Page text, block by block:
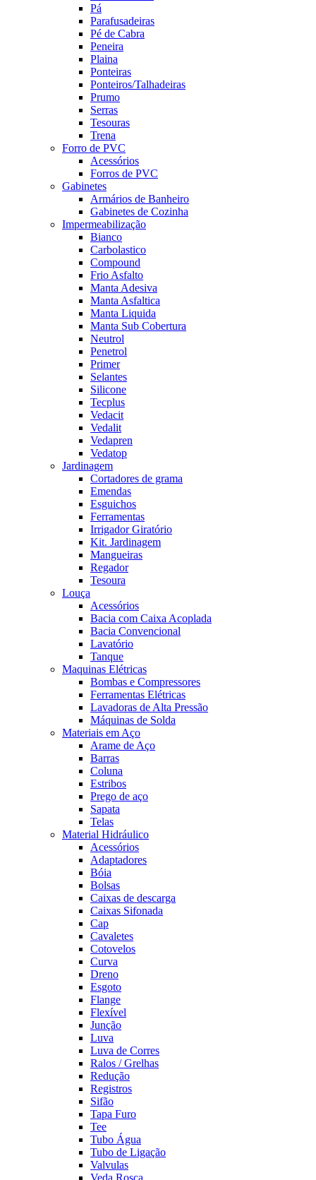
Pá
Parafusadeiras
Pé de Cabra
Peneira
Plaina
Ponteiras
Ponteiros/Talhadeiras
Prumo
Serras
Tesouras
Trena
Forro de PVC
Acessórios
Forros de PVC
Gabinetes
Armários de Banheiro
Gabinetes de Cozinha
Impermeabilização
Bianco
Carbolastico
Compound
Frio Asfalto
Manta Adesiva
Manta Asfaltica
Manta Liquida
Manta Sub Cobertura
Neutrol
Penetrol
Primer
Selantes
Silicone
Tecplus
Vedacit
Vedalit
Vedapren
Vedatop
Jardinagem
Cortadores de grama
Emendas
Esguichos
Ferramentas
Irrigador Giratório
Kit. Jardinagem
Mangueiras
Regador
Tesoura
Louça
Acessórios
Bacia com Caixa Acoplada
Bacia Convencional
Lavatório
Tanque
Maquinas Elétricas
Bombas e Compressores
Ferramentas Elétricas
Lavadoras de Alta Pressão
Máquinas de Solda
Materiais em Aço
Arame de Aço
Barras
Coluna
Estribos
Prego de aço
Sapata
Telas
Material Hidráulico
Acessórios
Adaptadores
Bóia
Bolsas
Caixas de descarga
Caixas Sifonada
Cap
Cavaletes
Cotovelos
Curva
Dreno
Esgoto
Flange
Flexível
Junção
Luva
Luva de Corres
Ralos / Grelhas
Redução
Registros
Sifão
Tapa Furo
Tee
Tubo Água
Tubo de Ligação
Valvulas
Veda Rosca